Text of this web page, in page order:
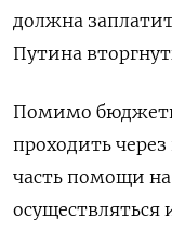
должна
Путина
Помимо
проходить
часть помощи
осуществляться